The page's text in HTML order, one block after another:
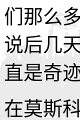
们那么
说后几
直是奇
在莫斯